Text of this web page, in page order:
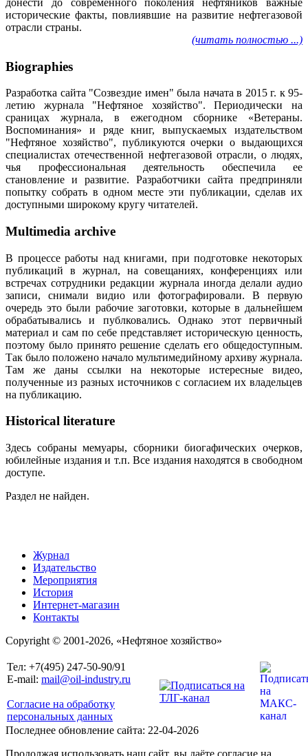
исторические факты, повлиявшие на развитие нефтегазовой
отрасли страны.
(читать полностью ...)
Biographies
Разработка сайта "Созвездие имен" была начата в 2015 г. к 95-
летию журнала "Нефтяное хозяйство". Периодически на
сраницах журнала, в ежегодном сборнике «Ветераны.
Воспоминания» и ряде книг, выпускаемых издательством
"Нефтяное хозяйство", публикуются очерки о выдающихся
специалистах отечественной нефтегазовой отрасли, о людях,
чья профессиональная деятельность обеспечила ее
становление и развитие. Разработчики сайта предприняли
попытку собрать в одном месте эти публикации, сделав их
доступными широкому кругу читателей.
Multimedia archive
В процессе работы над книгами, при подготовке некоторых
публикаций в журнал, на совещаниях, конференциях или
встречах сотрудники редакции журнала иногда делали аудио
записи, снимали видио или фотографировали. В первую
очередь это были рабочие заготовки, которые в дальнейшем
обрабатывались и публковались. Однако этот первичный
материал и сам по себе представляет историческую ценность,
поэтому было принято решение сделать его общедоступным.
Так было положено начало мультимедийному архиву журнала.
Там же даны ссылки на некоторые истересные видео,
полученные из разных источников с согласием их владельцев
на публикацию.
Historical literature
Здесь собраны мемуары, сборники биогафических очерков,
юбилейные издания и т.п. Все издания находятся в свободном
доступе.
Раздел не найден.
Журнал
Издательство
Мероприятия
История
Интернет-магазин
Контакты
Copyright © 2001-2026, «Нефтяное хозяйство»
Тел: +7(495) 247-50-90/91
E-mail: mail@oil-industry.ru
Согласие на обработку
персональных данных
Последнее обновление сайта: 22-04-2026